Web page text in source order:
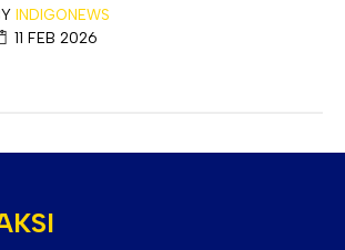
INDIGONEWS
11 FEB 2026